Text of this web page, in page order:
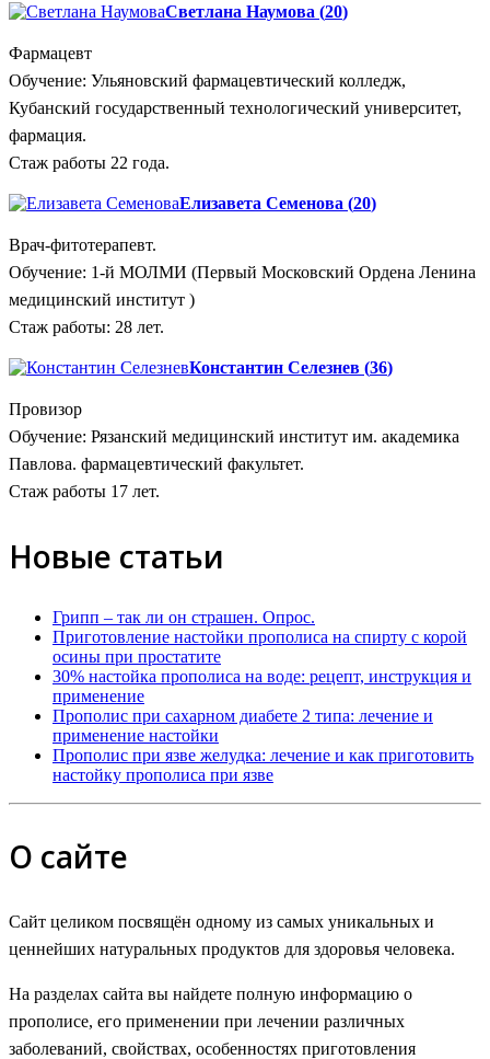
Светлана Наумова (20)
Фармацевт
Обучение: Ульяновский фармацевтический колледж,
Кубанский государственный технологический университет,
фармация.
Стаж работы 22 года.
Елизавета Семенова (20)
Врач-фитотерапевт.
Обучение: 1-й МОЛМИ (Первый Московский Ордена Ленина
медицинский институт )
Стаж работы: 28 лет.
Константин Селезнев (36)
Провизор
Обучение: Рязанский медицинский институт им. академика
Павлова. фармацевтический факультет.
Стаж работы 17 лет.
Новые статьи
Грипп – так ли он страшен. Опрос.
Приготовление настойки прополиса на спирту с корой
осины при простатите
30% настойка прополиса на воде: рецепт, инструкция и
применение
Прополис при сахарном диабете 2 типа: лечение и
применение настойки
Прополис при язве желудка: лечение и как приготовить
настойку прополиса при язве
О сайте
Сайт целиком посвящён одному из самых уникальных и
ценнейших натуральных продуктов для здоровья человека.
На разделах сайта вы найдете полную информацию о
прополисе, его применении при лечении различных
заболеваний, свойствах, особенностях приготовления